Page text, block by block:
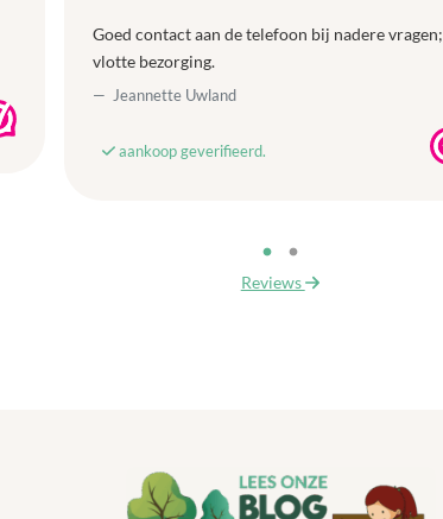
Goed contact aan de telefoon bij nadere vragen;
vlotte bezorging.
Jeannette Uwland
aankoop geverifieerd.
Reviews